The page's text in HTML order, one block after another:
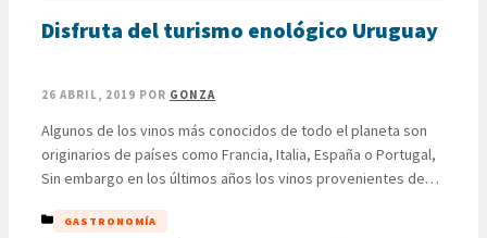
Disfruta del turismo enológico Uruguay
26 ABRIL, 2019 POR GONZA
Algunos de los vinos más conocidos de todo el planeta son
originarios de países como Francia, Italia, España o Portugal,
Sin embargo en los últimos años los vinos provenientes de
reconocidos en todo el mundo, lo que ha convertido a esta
CATEGORÍAS
GASTRONOMÍA